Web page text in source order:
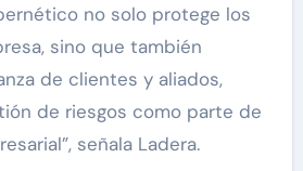
no solo protege los
sino que también
de clientes y aliados,
de riesgos como parte de
señala Ladera.